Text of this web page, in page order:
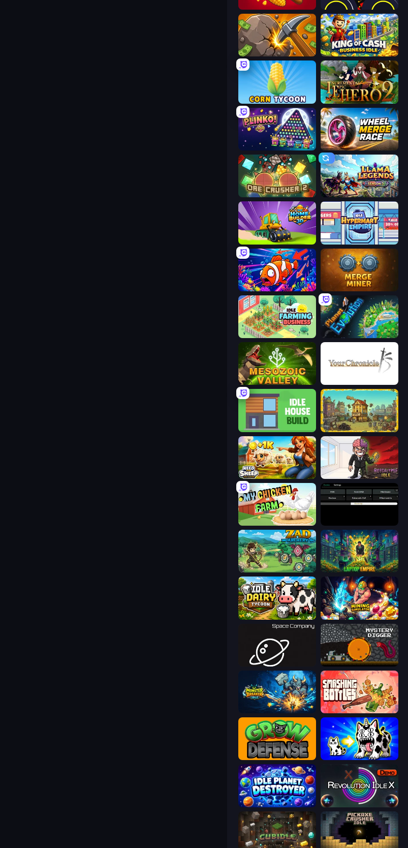
Farm-51: Secret Harvest Crusher Clicker
Mine Clicker King of Cash Business Idle
Corn Tycoon Incremental Epic Hero 2
PLINKO! Wheel Merge Race
OreCrusher 2 Llama Legends
Home Builder 3D Idle Hypermart Empire
Fish Catch Idle Merge Miner
Idle Farming Business Planet Evolution: Idle Clicker
Cell to Singularity: Mesozoic Valley
Idle House Build The Garbaggio Hotel
Need for Sheep: Idle Clicker Rotcalypse: Idle Incremental
My Chicken Farm
Zad Archery - Demo Laptop Empire
Idle Dairy Tycoon Mining Simulator
Space Company Mystery Digger
Monster Breaker Idle Smashing Bottles
Grow Defense Strange Cats
Idle Planet Destroyer Revolution Idle X